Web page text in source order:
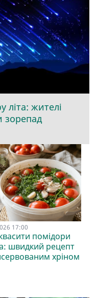
літа: жителі
зорепад
17:00
помідори
швидкий рецепт
хріном